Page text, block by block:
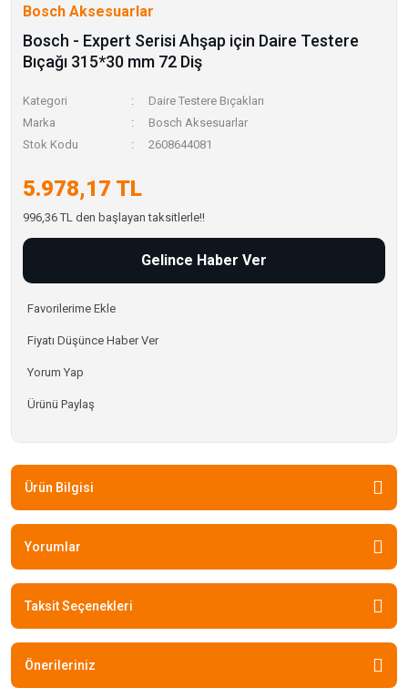
Bosch Aksesuarlar
Bosch - Expert Serisi Ahşap için Daire Testere
Bıçağı 315*30 mm 72 Diş
Kategori
Daire Testere Bıçakları
Marka
Bosch Aksesuarlar
Stok Kodu
2608644081
5.978,17 TL
996,36 TL den başlayan taksitlerle!!
Gelince Haber Ver
Fiyatı Düşünce Haber Ver
Yorum Yap
Ürünü Paylaş
Ürün Bilgisi
Yorumlar
Taksit Seçenekleri
Önerileriniz